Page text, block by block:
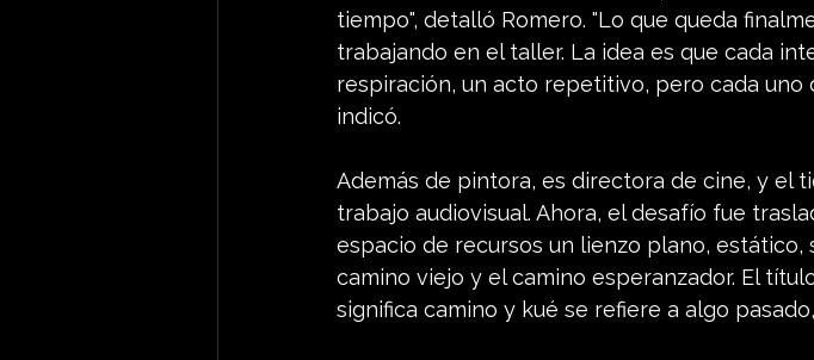
tiempo", detalló Romero. "Lo que queda
trabajando en el taller. La idea es que cada
respiración, un acto repetitivo, pero cada uno
indicó.
Además de pintora, es directora de cine, y el
trabajo audiovisual. Ahora, el desafío fue
espacio de recursos un lienzo plano, estático,
camino viejo y el camino esperanzador. El
significa camino y kué se refiere a algo